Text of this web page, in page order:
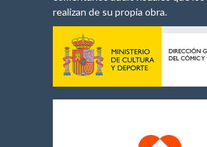
realizan de su propia obra.